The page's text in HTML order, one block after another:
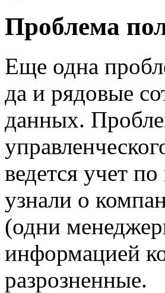
Проблема
Еще одна
да и рядовые
данных.
ведется учет
узнали о
(одни
информацией
разрозненные.